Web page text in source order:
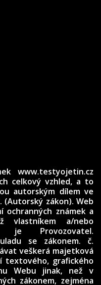
www.testyojetin.cz
celkový vzhled, a to
autorským dílem ve
(Autorský zákon). Web
ochranných známek a
vlastníkem a/nebo
je Provozovatel.
se zákonem. č.
veškerá majetková
textového, grafického
Webu jinak, než v
zákonem, zejména